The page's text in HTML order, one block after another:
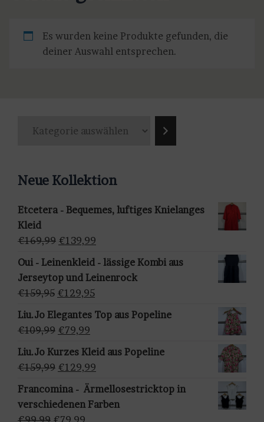
Es wurden keine Produkte gefunden, die
deiner Auswahl entsprechen.
g
r
i
e
a
u
s
l
e
n
Neue Kollektion
Etcetera - Bequemes, luftiges Knielanges
Kleid
€169,99 Ursprünglicher
Preis
€169,99
€139,99
Preis
ist:
Oui - Leinenkleid - lässige Kombi aus
Jerseytop und Leinenrock
€159,95 Ursprünglicher
war:
€159,95
€129,95Aktueller
Preis
ist:
Liu.Jo Elegantes Top aus Popeline
€109,99 Ursprünglicher
€109,99
€79,99
Preis
€79,99.
Liu.Jo Kurzes Kleid aus Popeline
€159,99 Ursprünglicher
Preis
war:
€129,99
Preis
ist:
Francomina - Ärmellosestricktop in
verschiedenen Farben
€99,99 Ursprünglicher
€79,99